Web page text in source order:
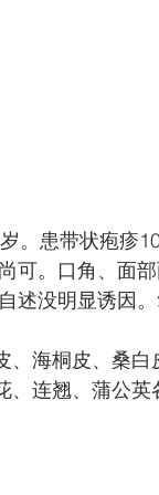
。患带状疱疹
可。口角、面
述没明显诱因
、海桐皮、桑
连翘、蒲公英